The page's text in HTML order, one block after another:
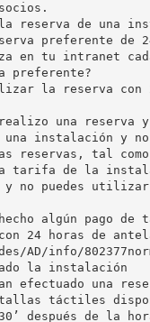
reserva de una
preferente de
en tu intranet
preferente?
la reserva con
realizo una
una instalación
reservas, tal
tarifa de la
y no puedes
hecho algún pago
24 horas de
AD/info/
la instalación
efectuado una
táctiles
después de la